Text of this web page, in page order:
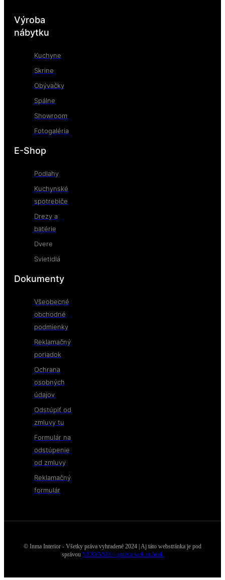
Výroba
nábytku
Kuchyne
Skrine
Obývačky
Spálne
Showroom
Fotogaléria
E-Shop
Podlahy
Kuchynské
spotrebiče
Drezy a
batérie
Dvere
Svietidlá
Dokumenty
Všeobecné
obchodné
podmienky
Reklamačný
poriadok
Ochrana
osobných
údajov
Odstúpiť od
zmluvy tu
Formulár na
odstúpenie
od zmluvy
Reklamačný
formulár
© Inma Interior - Všetky práva vyhradené 2024 | Aj táto webstránka je pod
správou VERVASI® - správa web stránok